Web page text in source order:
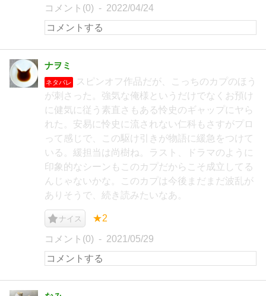
コメント(0) 2022/04/24
ナヲミ
ネタバレ
スピンオフ作品だが、こっちのカプのほう
が刺さった。強気な俺様というだけでなくお預け
に健気に従う素直さもある怜史のギャップにヤら
れた。安易に怜史に流されない仁科もさすがプロ
って感じで、この駆け引きが物語に緩急をつけて
いる。緩担当は尚樹ね。ラスト、ドラマのように
印象的なシーンもこのカプだからこそ成立してる
んじゃないかな。このカプは今後まだまだ波乱が
ありそうで、続き読みたいなあ。
ナイス ★2
コメント(0) 2021/05/29